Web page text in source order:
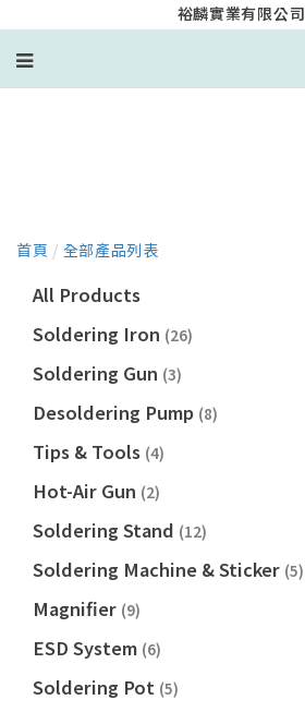
裕麟實業有限公司
首頁 / 全部產品列表
All Products
Soldering Iron (26)
Soldering Gun (3)
Desoldering Pump (8)
Tips & Tools (4)
Hot-Air Gun (2)
Soldering Stand (12)
Soldering Machine & Sticker (5)
Magnifier (9)
ESD System (6)
Soldering Pot (5)